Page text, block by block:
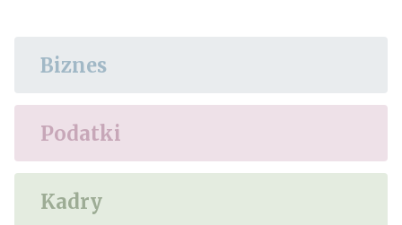
Biznes
Podatki
Kadry